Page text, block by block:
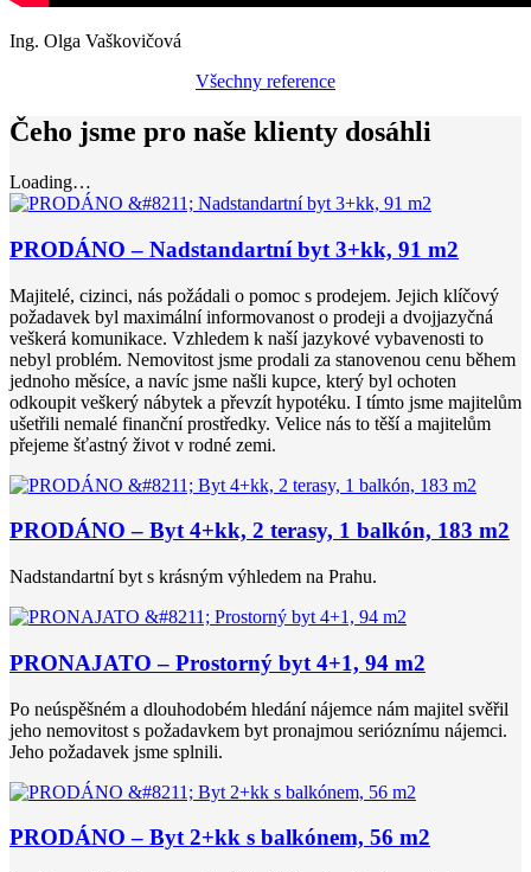
Ing. Olga Vaškovičová
Všechny reference
Čeho jsme pro naše klienty dosáhli
Loading…
PRODÁNO – Nadstandartní byt 3+kk, 91 m2
Majitelé, cizinci, nás požádali o pomoc s prodejem. Jejich klíčový
požadavek byl maximální informovanost o prodeji a dvojjazyčná
veškerá komunikace. Vzhledem k naší jazykové vybavenosti to
nebyl problém. Nemovitost jsme prodali za stanovenou cenu během
jednoho měsíce, a navíc jsme našli kupce, který byl ochoten
odkoupit veškerý nábytek a převzít hypotéku. I tímto jsme majitelům
ušetřili nemalé finanční prostředky. Velice nás to těší a majitelům
přejeme šťastný život v rodné zemi.
PRODÁNO – Byt 4+kk, 2 terasy, 1 balkón, 183 m2
Nadstandartní byt s krásným výhledem na Prahu.
PRONAJATO – Prostorný byt 4+1, 94 m2
Po neúspěšném a dlouhodobém hledání nájemce nám majitel svěřil
jeho nemovitost s požadavkem byt pronajmou serióznímu nájemci.
Jeho požadavek jsme splnili.
PRODÁNO – Byt 2+kk s balkónem, 56 m2